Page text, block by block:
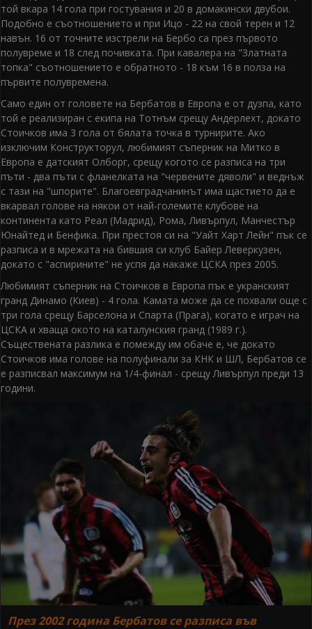
той вкара 14 гола при гостувания и 20 в домакински двубои.
Подобно е съотношението и при Ицо - 22 на свой терен и 12
навън. 16 от точните изстрели на Бербо са през първото
полувреме и 18 след почивката. При кавалера на "Златната
топка" съотношението е обратното - 18 към 16 в полза на
първите полувремена.
Само един от головете на Бербатов в Европа е от дузпа, като
той е реализиран с екипа на Тотнъм срещу Андерлехт, докато
Стоичков има 3 гола от бялата точка в турнирите. Ако
изключим Конструкторул, любимият съперник на Митко в
Европа е датският Олборг, срещу когото се разписа на три
пъти - два пъти с фланелката на "червените дяволи" и веднъж
с тази на "шпорите". Благоевградчанинът има щастието да е
вкарвал голове на някои от най-големите клубове на
континента като Реал (Мадрид), Рома, Ливърпул, Манчестър
Юнайтед и Бенфика. При престоя си на "Уайт Харт Лейн" пък се
разписа и в мрежата на бившия си клуб Байер Леверкузен,
докато с "аспирините" не успя да накаже ЦСКА през 2005.
Любимият съперник на Стоичков в Европа пък е укранският
гранд Динамо (Киев) - 4 гола. Камата може да се похвали още с
три гола срещу Барселона и Спарта (Прага), когато е играч на
ЦСКА и хваща окото на каталунския гранд (1989 г.).
Съществената разлика е помежду им обаче е, че докато
Стоичков има голове на полуфинали за КНК и ШЛ, Бербатов се
е разписвал максимум на 1/4-финал - срещу Ливърпул преди 13
години.
През 2002 година Бербатов се разписа във